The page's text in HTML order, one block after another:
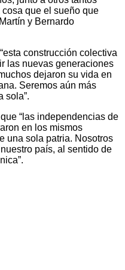
que el sueño que
y Bernardo
construcción colectiva
las nuevas generaciones
dejaron su vida en
Seremos aún más
sola”.
“las independencias de
en los mismos
una sola patria. Nosotros
país, al sentido de